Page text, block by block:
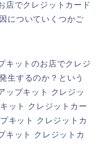
店でクレジットカード
についていくつかご
キットのお店でクレジ
生するのか？という
ップキット クレジッ
ット クレジットカー
キット クレジットカ
ット クレジットカ